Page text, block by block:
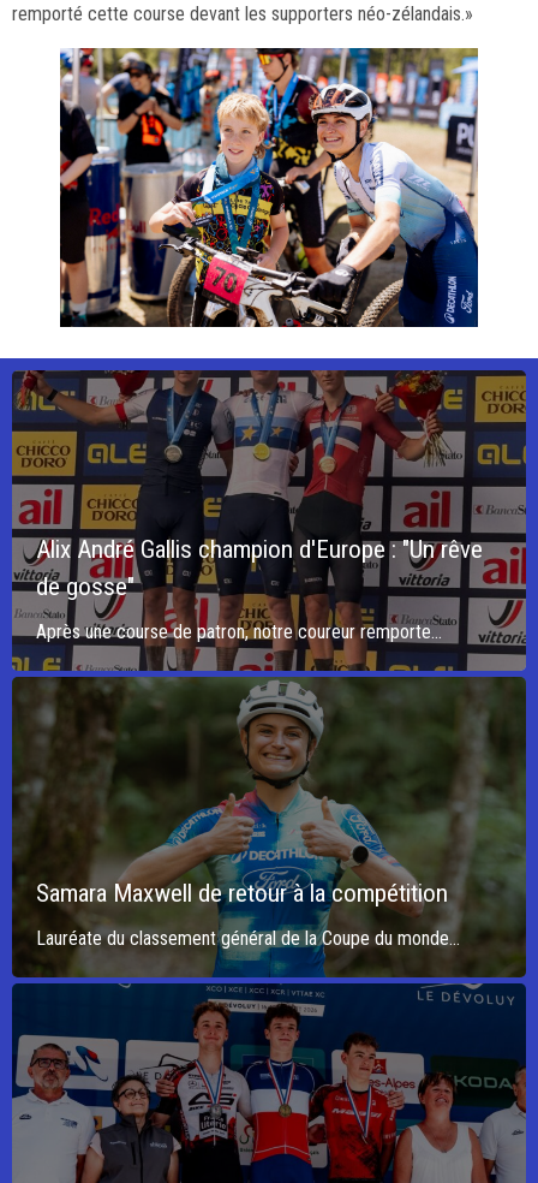
remporté cette course devant les supporters néo-zélandais.»
Alix André Gallis champion d'Europe : "Un rêve
de gosse"
Après une course de patron, notre coureur remporte...
Samara Maxwell de retour à la compétition
Lauréate du classement général de la Coupe du monde...